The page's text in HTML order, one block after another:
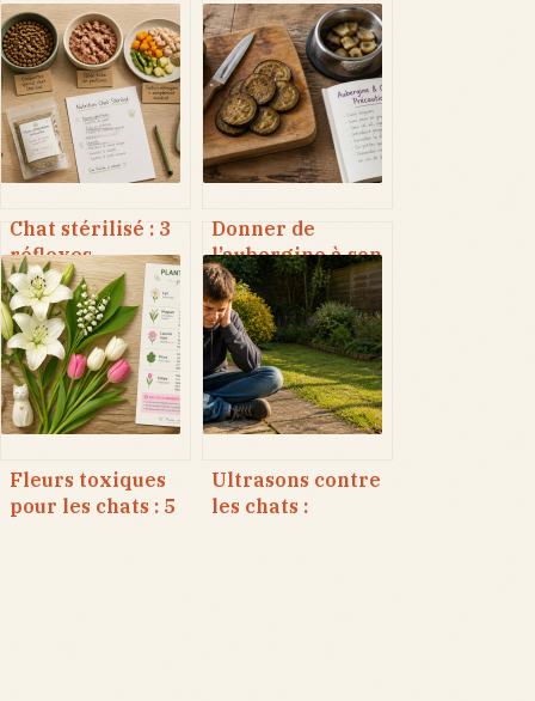
Chat stérilisé : 3
réflexes
nutritionnels
pour éviter le
surpoids et les
calculs
Donner de
l’aubergine à son
chien : risques de
toxicité et règles
de préparation
indispensables
Fleurs toxiques
pour les chats : 5
Ultrasons contre
les chats :